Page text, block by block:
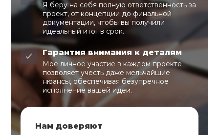
Я беру на себя полную ответственность за
проект, от концепции до финальной
документации, чтобы вы получили
идеальный итог в срок.
Гарантия внимания к деталям
Мое личное участие в каждом проекте
позволяет учесть даже мельчайшие
нюансы, обеспечивая безупречное
исполнение вашей идеи.
Нам доверяют